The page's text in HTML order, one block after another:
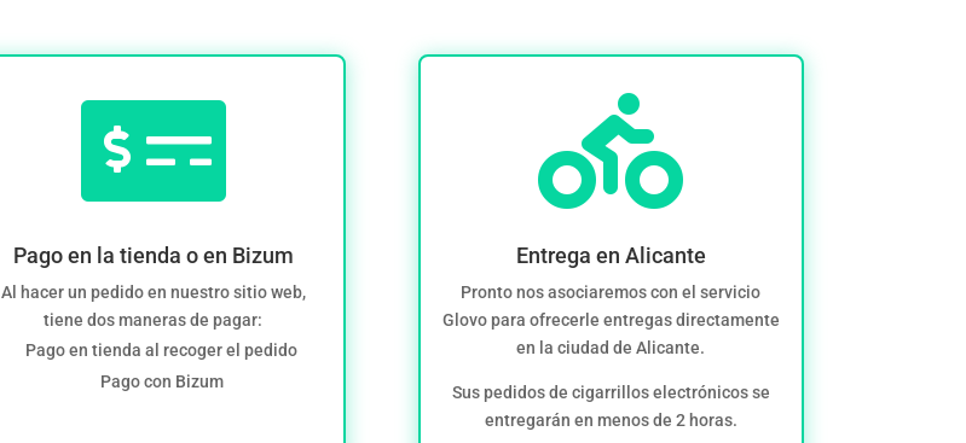

Pago en la tienda o en Bizum
Al hacer un pedido en nuestro sitio web,
tiene dos maneras de pagar:
Pago en tienda al recoger el pedido
Pago con Bizum

Entrega en Alicante
Pronto nos asociaremos con el servicio
Glovo para ofrecerle entregas directamente
en la ciudad de Alicante.
Sus pedidos de cigarrillos electrónicos se
entregarán en menos de 2 horas.